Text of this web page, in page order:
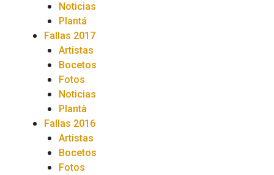
Noticias
Plantá
Fallas 2017
Artistas
Bocetos
Fotos
Noticias
Plantà
Fallas 2016
Artistas
Bocetos
Fotos